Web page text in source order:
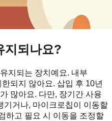
지되나요?
지되는 장치예요. 내부
되지 않아요. 삽입 후 10년
많아요. 다만, 장기간 사용
기거나, 마이크로칩이 이동할
하고 필요 시 이동을 조정할